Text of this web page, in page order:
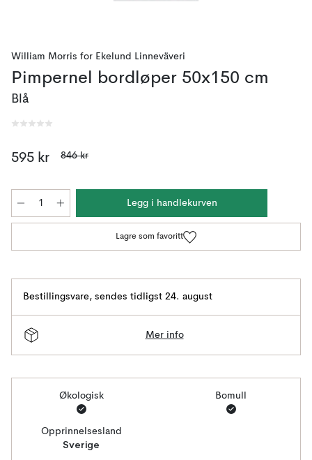
William Morris for Ekelund Linneväveri
Pimpernel bordløper 50x150 cm
Blå
595 kr 846 kr
Legg i handlekurven
Lagre som favoritt
Bestillingsvare, sendes tidligst 24. august
Mer info
Økologisk Bomull
Opprinnelsesland
Sverige